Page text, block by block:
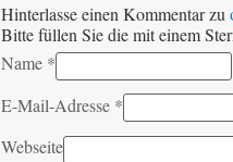
Hinterlasse einen Kommentar zu
Bitte füllen Sie die mit einem
Name *
E-Mail-Adresse *
Webseite